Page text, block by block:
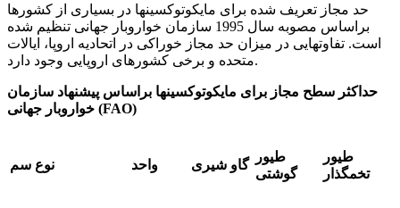
حد مجاز تعریف شده برای مایکوتوکسین­ها در بسیاری از کشورها
براساس مصوبه سال 1995 سازمان خواروبار جهانی تنظیم شده
است. تفاوت­هایی در میزان حد مجاز خوراکی در اتحادیه اروپا، ایالات
متحده و برخی کشورهای اروپایی وجود دارد.
حداکثر سطح مجاز برای مایکوتوکسین­ها براساس پیشنهاد سازمان
خواروبار جهانی (FAO)
نوع سم واحد گاو شیری
طیور
گوشتی
طیور
تخمگذار